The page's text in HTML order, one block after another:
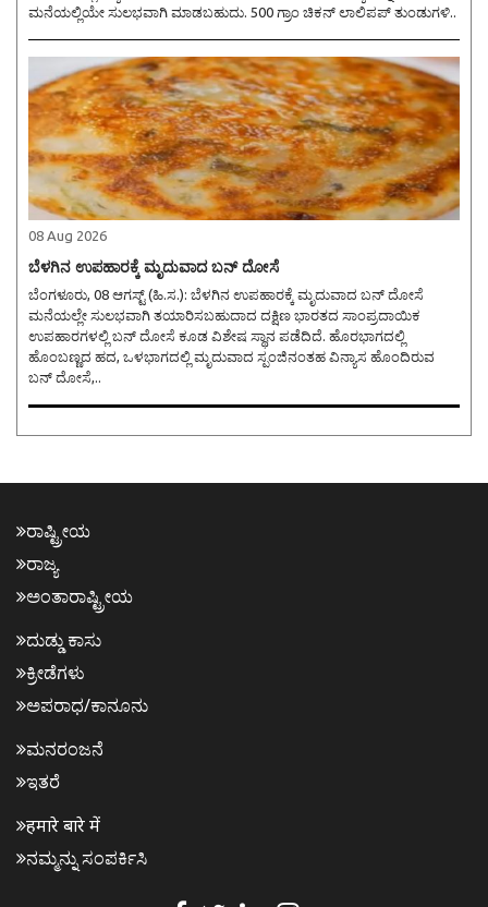
ಮನೆಯಲ್ಲಿಯೇ ಸುಲಭವಾಗಿ ಮಾಡಬಹುದು. 500 ಗ್ರಾಂ ಚಿಕನ್ ಲಾಲಿಪಪ್ ತುಂಡುಗಳಿ..
08 Aug 2026
ಬೆಳಗಿನ ಉಪಹಾರಕ್ಕೆ ಮೃದುವಾದ ಬನ್ ದೋಸೆ
ಬೆಂಗಳೂರು, 08 ಆಗಸ್ಟ್ (ಹಿ.ಸ.): ಬೆಳಗಿನ ಉಪಹಾರಕ್ಕೆ ಮೃದುವಾದ ಬನ್ ದೋಸೆ
ಮನೆಯಲ್ಲೇ ಸುಲಭವಾಗಿ ತಯಾರಿಸಬಹುದಾದ ದಕ್ಷಿಣ ಭಾರತದ ಸಾಂಪ್ರದಾಯಿಕ
ಉಪಹಾರಗಳಲ್ಲಿ ಬನ್ ದೋಸೆ ಕೂಡ ವಿಶೇಷ ಸ್ಥಾನ ಪಡೆದಿದೆ. ಹೊರಭಾಗದಲ್ಲಿ
ಹೊಂಬಣ್ಣದ ಹದ, ಒಳಭಾಗದಲ್ಲಿ ಮೃದುವಾದ ಸ್ಪಂಜಿನಂತಹ ವಿನ್ಯಾಸ ಹೊಂದಿರುವ
ಬನ್ ದೋಸೆ,..
ರಾಷ್ಟ್ರೀಯ
ರಾಜ್ಯ
ಅಂತಾರಾಷ್ಟ್ರೀಯ
ದುಡ್ಡು ಕಾಸು
ಕ್ರೀಡೆಗಳು
ಅಪರಾಧ/ಕಾನೂನು
ಮನರಂಜನೆ
ಇತರೆ
हमारे बारे में
ನಮ್ಮನ್ನು ಸಂಪರ್ಕಿಸಿ